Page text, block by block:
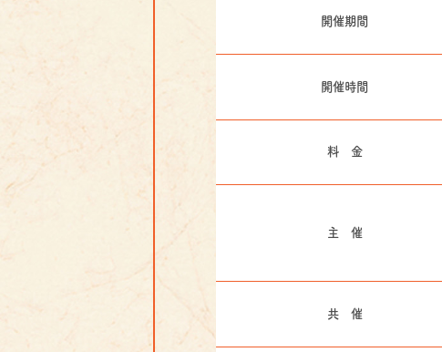
開催期間
開催時間
料 金
主 催
共 催